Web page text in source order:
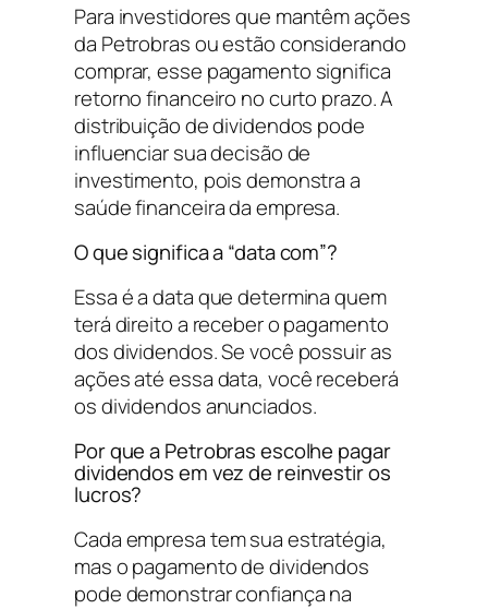
Para investidores que mantêm ações
da Petrobras ou estão considerando
comprar, esse pagamento significa
retorno financeiro no curto prazo. A
distribuição de dividendos pode
influenciar sua decisão de
investimento, pois demonstra a
saúde financeira da empresa.
O que significa a “data com”?
Essa é a data que determina quem
terá direito a receber o pagamento
dos dividendos. Se você possuir as
ações até essa data, você receberá
os dividendos anunciados.
Por que a Petrobras escolhe pagar
dividendos em vez de reinvestir os
lucros?
Cada empresa tem sua estratégia,
mas o pagamento de dividendos
pode demonstrar confiança na